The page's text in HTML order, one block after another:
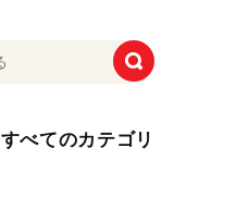
すべてのカテゴリ